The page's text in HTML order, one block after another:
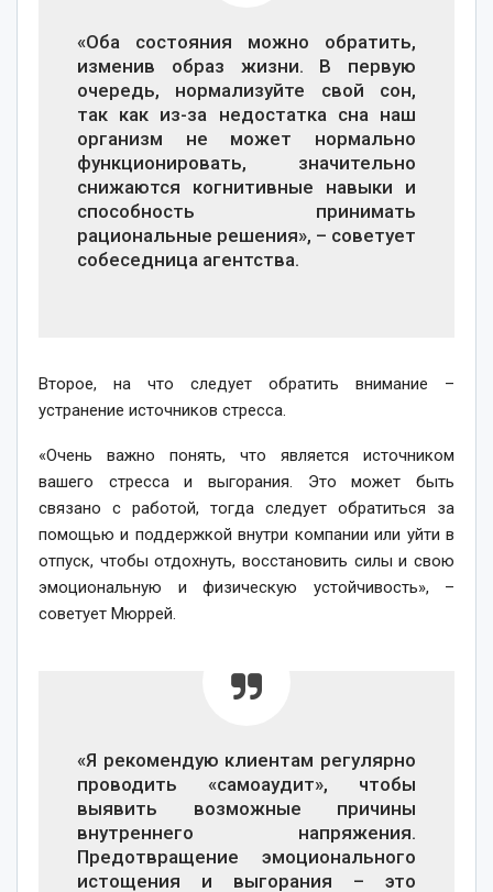
«Оба состояния можно обратить,
изменив образ жизни. В первую
очередь, нормализуйте свой сон,
так как из-за недостатка сна наш
организм не может нормально
функционировать, значительно
снижаются когнитивные навыки и
способность принимать
рациональные решения», – советует
собеседница агентства.
Второе, на что следует обратить внимание –
устранение источников стресса.
«Очень важно понять, что является источником
вашего стресса и выгорания. Это может быть
связано с работой, тогда следует обратиться за
помощью и поддержкой внутри компании или уйти в
отпуск, чтобы отдохнуть, восстановить силы и свою
эмоциональную и физическую устойчивость», –
советует Мюррей.
«Я рекомендую клиентам регулярно
проводить «самоаудит», чтобы
выявить возможные причины
внутреннего напряжения.
Предотвращение эмоционального
истощения и выгорания – это